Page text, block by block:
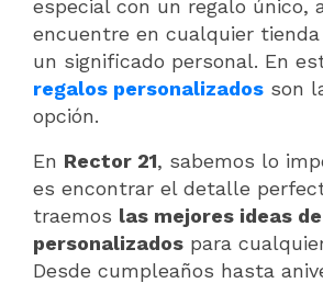
especial con un regalo único,
encuentre en cualquier
un significado personal. En
regalos personalizados son
opción.
En Rector 21, sabemos lo
es encontrar el detalle
traemos las mejores ideas
personalizados para
Desde cumpleaños hasta